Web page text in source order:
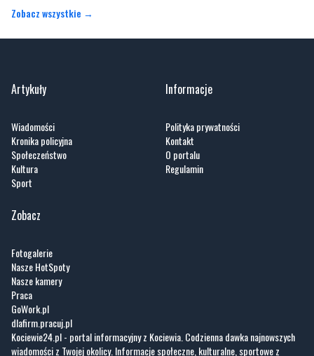
Zobacz wszystkie →
Artykuły
Wiadomości
Kronika policyjna
Społeczeństwo
Kultura
Sport
Informacje
Polityka prywatności
Kontakt
O portalu
Regulamin
Zobacz
Fotogalerie
Nasze HotSpoty
Nasze kamery
Praca
GoWork.pl
dlafirm.pracuj.pl
Kociewie24.pl - portal informacyjny z Kociewia. Codzienna dawka najnowszych
wiadomości z Twojej okolicy. Informacje społeczne, kulturalne, sportowe z